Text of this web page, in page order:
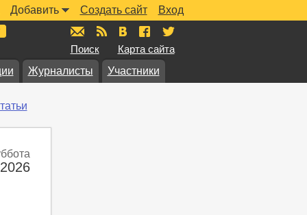
Вход
Создать сайт
Добавить
Поиск Карта сайта
Журналисты Участники